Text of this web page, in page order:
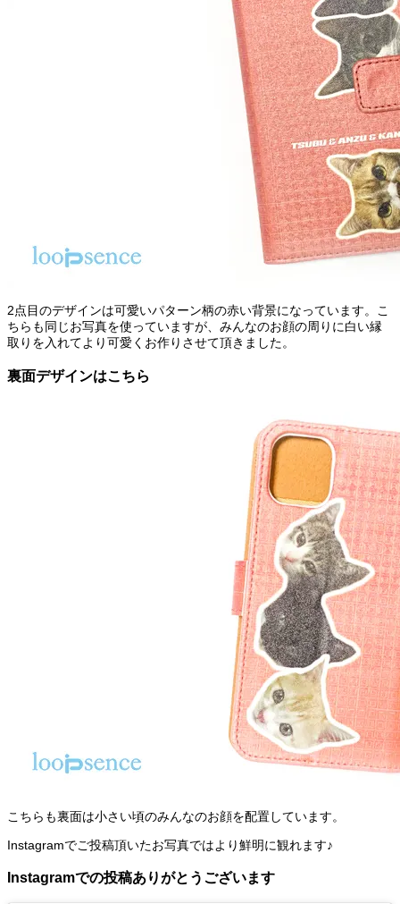
2点目のデザインは可愛いパターン柄の赤い背景になっています。こ
ちらも同じお写真を使っていますが、みんなのお顔の周りに白い縁
取りを入れてより可愛くお作りさせて頂きました。
裏面デザインはこちら
こちらも裏面は小さい頃のみんなのお顔を配置しています。
Instagramでご投稿頂いたお写真ではより鮮明に観れます♪
Instagramでの投稿ありがとうございます